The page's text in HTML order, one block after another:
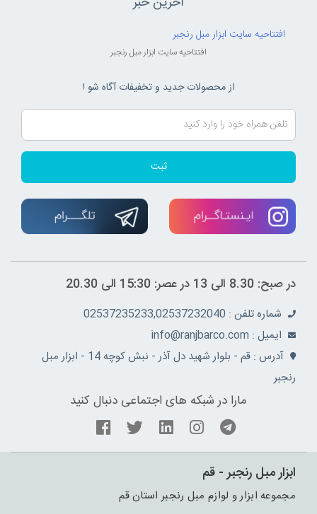
افتتاحیه سایت ابزار مبل رنجبر
افتتاحیه سایت ابزار مبل رنجبر
از محصولات جدید و تخفیفات آگاه شو !
ثبت
در صبح: 8.30 الی 13 در عصر: 15:30 الی 20.30
شماره تلفن : 02537235233,02537232040
ايميل : info@ranjbarco.com
آدرس : قم - بلوار شهید دل آذر - نبش کوچه 14 - ابزار مبل
رنجبر
مارا در شبکه های اجتماعی دنبال کنید
ابزار مبل رنجبر - قم
مجموعه ابزار و لوازم مبل رنجبر استان قم